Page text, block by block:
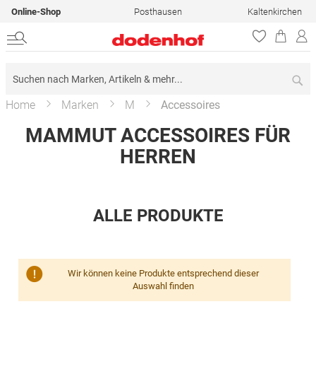
Online-Shop Posthausen Kaltenkirchen
Home Marken M Accessoires
MAMMUT ACCESSOIRES FÜR
HERREN
ALLE PRODUKTE
Wir können keine Produkte entsprechend dieser
Auswahl finden